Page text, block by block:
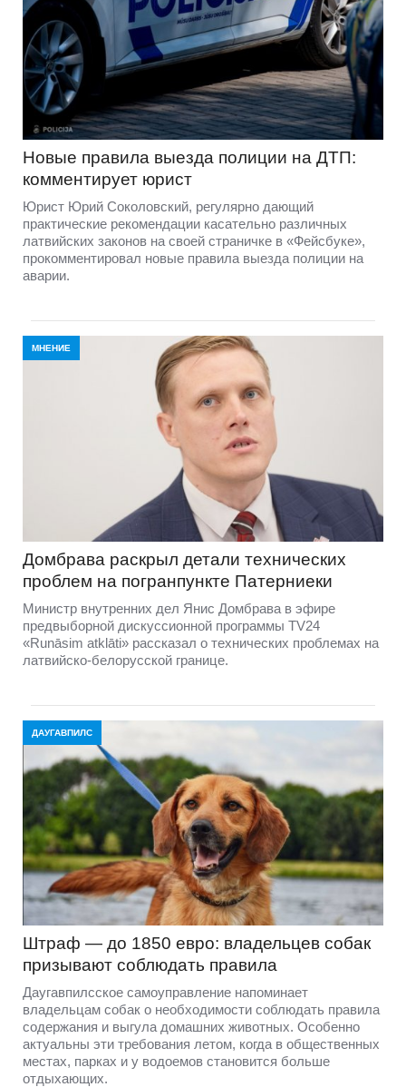
Новые правила выезда полиции на ДТП:
комментирует юрист
Юрист Юрий Соколовский, регулярно дающий
практические рекомендации касательно различных
латвийских законов на своей страничке в «Фейсбуке»,
прокомментировал новые правила выезда полиции на
аварии.
МНЕНИЕ
Домбравa раскрыл детали технических
проблем на погранпункте Патерниеки
Министр внутренних дел Янис Домбрава в эфире
предвыборной дискуссионной программы TV24
«Runāsim atklāti» рассказал о технических проблемах на
латвийско-белорусской границе.
ДАУГАВПИЛС
Штраф — до 1850 евро: владельцев собак
призывают соблюдать правила
Даугавпилсское самоуправление напоминает
владельцам собак о необходимости соблюдать правила
содержания и выгула домашних животных. Особенно
актуальны эти требования летом, когда в общественных
местах, парках и у водоемов становится больше
отдыхающих.